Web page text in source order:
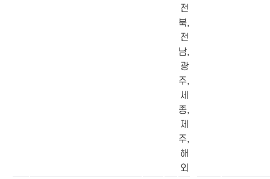
전
북,
전
남,
광
주,
세
종,
제
주,
해
외